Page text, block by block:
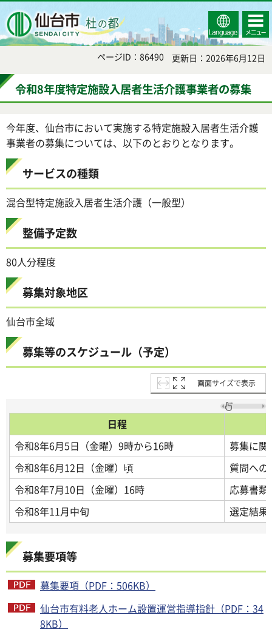
Select
Language
コンテ
ンツメ
ニュー
ページID：86490 更新日：2026年6月12日
令和8年度特定施設入居者生活介護事業者の募集
今年度、仙台市において実施する特定施設入居者生活介護
事業者の募集については、以下のとおりとなります。
サービスの種類
混合型特定施設入居者生活介護（一般型）
整備予定数
80人分程度
募集対象地区
仙台市全域
募集等のスケジュール（予定）
画面サイズで表示
日程
令和8年6月5日（金曜）9時から16時
募集に関
令和8年6月12日（金曜）頃
質問への
令和8年7月10日（金曜）16時
応募書類
令和8年11月中旬
選定結果
募集要項等
募集要項（PDF：506KB）
仙台市有料老人ホーム設置運営指導指針（PDF：34
8KB）